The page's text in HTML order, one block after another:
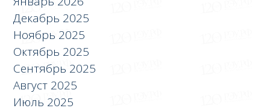
Декабрь 2025
Ноябрь 2025
Октябрь 2025
Сентябрь 2025
Август 2025
Июль 2025